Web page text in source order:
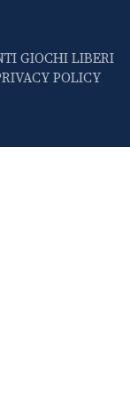
GIOCHI LIBERI
POLICY